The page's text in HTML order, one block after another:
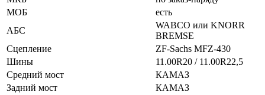
МОБ
есть
АБС
WABCO или KNORR
BREMSE
Сцепление
ZF-Sachs MFZ-430
Шины
11.00R20 / 11.00R22,5
Средний мост
КАМАЗ
Задний мост
КАМАЗ